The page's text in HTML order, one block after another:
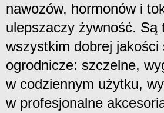
nawozów, hormonów i
ulepszaczy żywność. Są
wszystkim dobrej jakości
ogrodnicze: szczelne,
w codziennym użytku,
w profesjonalne